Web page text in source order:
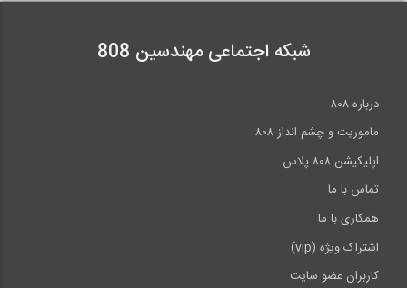
شبکه اجتماعی مهندسین 808
درباره ۸۰۸
ماموریت و چشم انداز ۸۰۸
اپلیکیشن ۸۰۸ پلاس
تماس با ما
همکاری با ما
اشتراک ویژه (vip)
کاربران عضو سایت